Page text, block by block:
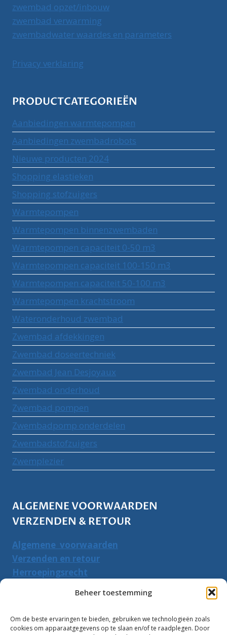
Beheer toestemming
Om de beste ervaringen te bieden, gebruiken we technologieën zoals
cookies om apparaatgegevens op te slaan en/of te raadplegen. Door
zwembad opzet/inbouw
zwembad verwarming
zwembadwater waardes en parameters
Privacy verklaring
PRODUCTCATEGORIEËN
Aanbiedingen warmtepompen
Aanbiedingen zwembadrobots
Nieuwe producten 2024
Shopping elastieken
Shopping stofzuigers
Warmtepompen
Warmtepompen binnenzwembaden
Warmtepompen capaciteit 0-50 m3
Warmtepompen capaciteit 100-150 m3
Warmtepompen capaciteit 50-100 m3
Warmtepompen krachtstroom
Wateronderhoud zwembad
Zwembad afdekkingen
Zwembad doseertechniek
Zwembad Jean Desjoyaux
Zwembad onderhoud
Zwembad pompen
Zwembadpomp onderdelen
Zwembadstofzuigers
Zwemplezier
ALGEMENE VOORWAARDEN
VERZENDEN & RETOUR
Algemene voorwaarden
Verzenden en retour
Herroepingsrecht
Zoeken
Zoeken